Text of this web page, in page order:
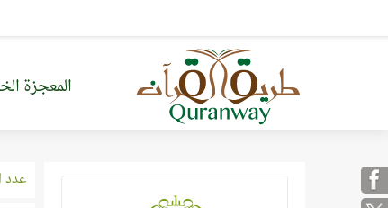
المعجزة
عدد